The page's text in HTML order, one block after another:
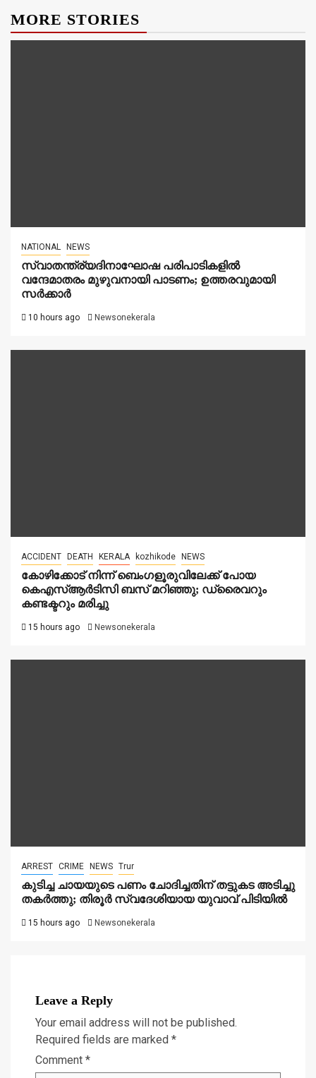
MORE STORIES
NATIONAL NEWS
സ്വാതന്ത്ര്യദിനാഘോഷ പരിപാടികളിൽ
വന്ദേമാതരം മുഴുവനായി പാടണം; ഉത്തരവുമായി
സർക്കാർ
10 hours ago Newsonekerala
ACCIDENT DEATH KERALA kozhikode NEWS
കോഴിക്കോട് നിന്ന് ബെംഗളൂരുവിലേക്ക് പോയ
കെഎസ്ആർടിസി ബസ് മറിഞ്ഞു; ഡ്രൈവറും
കണ്ടക്ടറും മരിച്ചു
15 hours ago Newsonekerala
ARREST CRIME NEWS Trur
കുടിച്ച ചായയുടെ പണം ചോദിച്ചതിന് തട്ടുകട അടിച്ചു
തകർത്തു; തിരൂർ സ്വദേശിയായ യുവാവ് പിടിയിൽ
15 hours ago Newsonekerala
Leave a Reply
Your email address will not be published.
Required fields are marked *
Comment *